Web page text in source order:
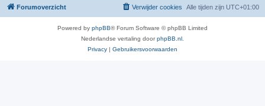
Forumoverzicht Alle tijden zijn UTC+01:00
Verwijder cookies
Powered by phpBB® Forum Software © phpBB Limited
Nederlandse vertaling doorphpBB.nl
Privacy | Gebruikersvoorwaarden